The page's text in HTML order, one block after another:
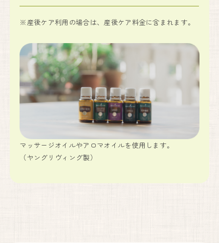
※産後ケア利用の場合は、産後ケア料金に含まれます。
マッサージオイルやアロマオイルを使用します。
（ヤングリヴィング製）